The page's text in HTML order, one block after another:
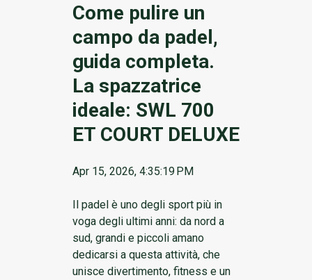
Come pulire un
campo da padel,
guida completa.
La spazzatrice
ideale: SWL 700
ET COURT DELUXE
Apr 15, 2026, 4:35:19 PM
Il padel è uno degli sport più in
voga degli ultimi anni: da nord a
sud, grandi e piccoli amano
dedicarsi a questa attività, che
unisce divertimento, fitness e un